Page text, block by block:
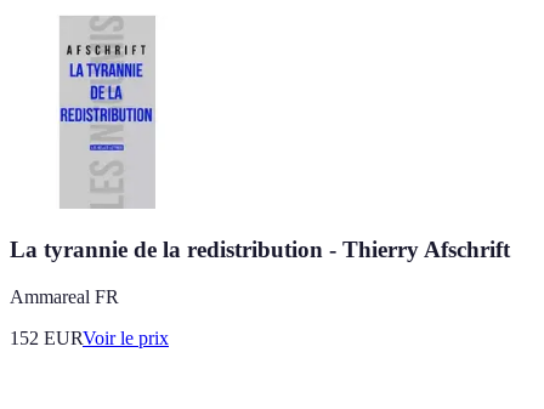
La tyrannie de la redistribution - Thierry Afschrift
Ammareal FR
152 EURVoir le prix